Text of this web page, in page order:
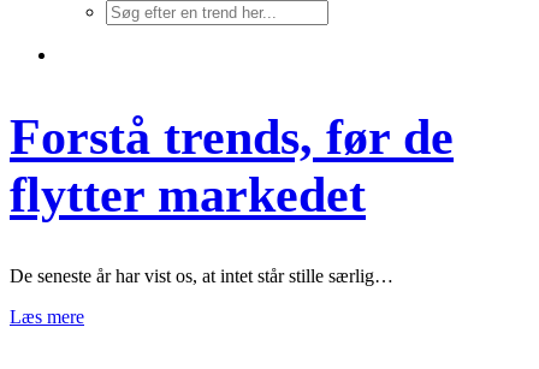
Forstå trends, før de
flytter markedet
De seneste år har vist os, at intet står stille særlig…
Læs mere